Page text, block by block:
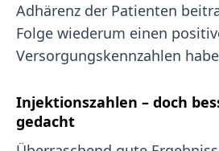
Adhärenz der Patienten
Folge wiederum einen
Versorgungskennzahlen
Injektionszahlen – doch
gedacht